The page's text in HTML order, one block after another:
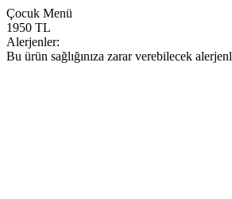
Çocuk Menü
1950 TL
Alerjenler:
Bu ürün sağlığınıza zarar verebilecek